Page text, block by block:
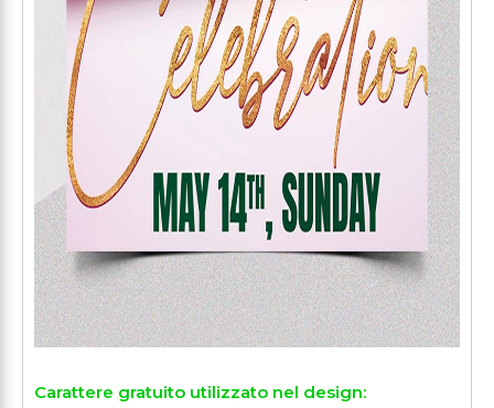
Carattere gratuito utilizzato nel design: